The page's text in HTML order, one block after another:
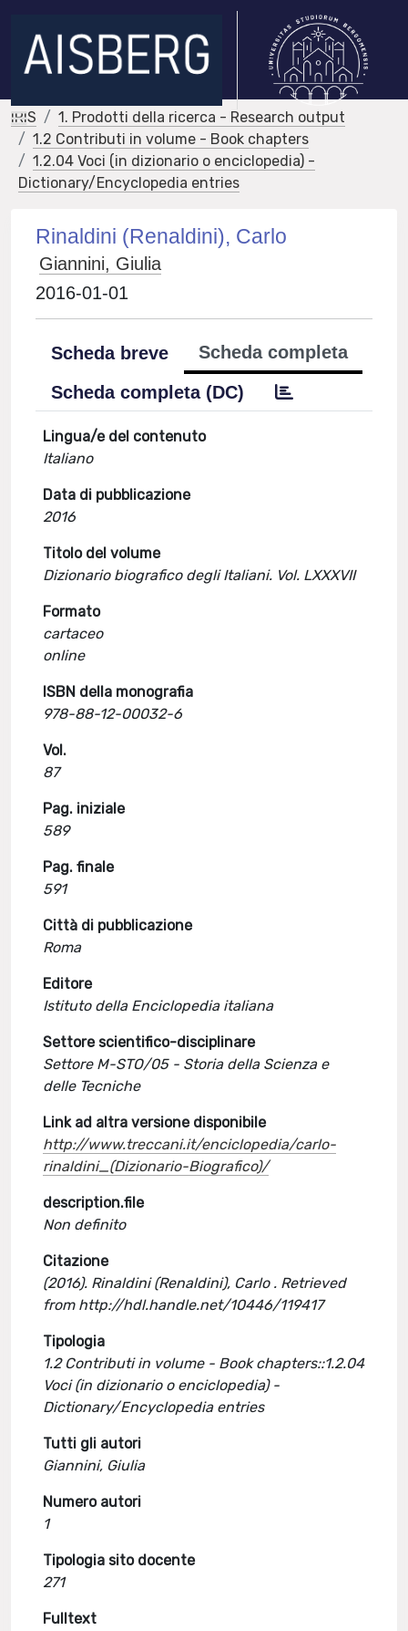
IRIS
1. Prodotti della ricerca - Research output
1.2 Contributi in volume - Book chapters
1.2.04 Voci (in dizionario o enciclopedia) -
Dictionary/Encyclopedia entries
Rinaldini (Renaldini), Carlo
Giannini, Giulia
2016-01-01
Scheda breve
Scheda completa
Scheda completa (DC)
Lingua/e del contenuto
Italiano
Data di pubblicazione
2016
Titolo del volume
Dizionario biografico degli Italiani. Vol. LXXXVII
Formato
cartaceo
online
ISBN della monografia
978-88-12-00032-6
Vol.
87
Pag. iniziale
589
Pag. finale
591
Città di pubblicazione
Roma
Editore
Istituto della Enciclopedia italiana
Settore scientifico-disciplinare
Settore M-STO/05 - Storia della Scienza e
delle Tecniche
Link ad altra versione disponibile
http://www.treccani.it/enciclopedia/carlo-
rinaldini_(Dizionario-Biografico)/
description.file
Non definito
Citazione
(2016). Rinaldini (Renaldini), Carlo . Retrieved
from http://hdl.handle.net/10446/119417
Tipologia
1.2 Contributi in volume - Book chapters::1.2.04
Voci (in dizionario o enciclopedia) -
Dictionary/Encyclopedia entries
Tutti gli autori
Giannini, Giulia
Numero autori
1
Tipologia sito docente
271
Fulltext